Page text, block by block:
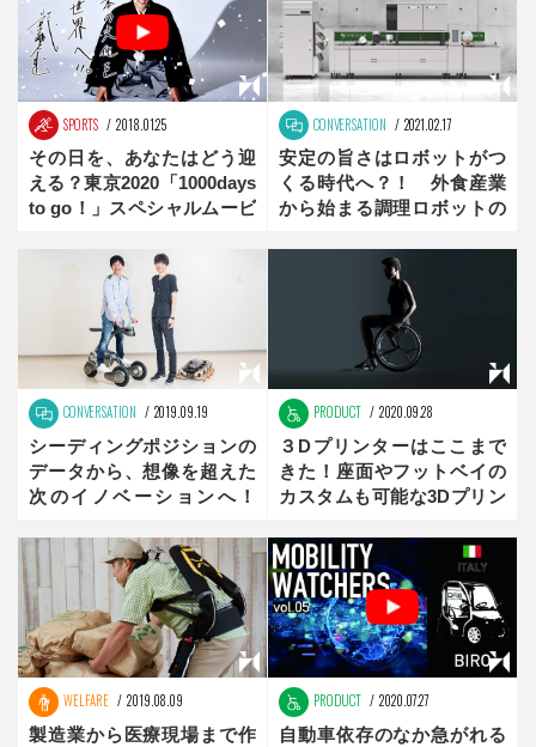
SPORTS 2018.01.25
その日を、あなたはどう迎
える？東京2020「1000days
to go！」スペシャルムービ
CONVERSATION 2021.02.17
安定の旨さはロボットがつ
くる時代へ？！ 外食産業
から始まる調理ロボットの
CONVERSATION 2019.09.19
シーディングポジションの
データから、想像を超えた
次のイノベーションへ！
PRODUCT 2020.09.28
３Dプリンターはここまで
きた！座面やフットベイの
カスタムも可能な3Dプリン
WELFARE 2019.08.09
製造業から医療現場まで作
PRODUCT 2020.07.27
自動車依存のなか急がれる